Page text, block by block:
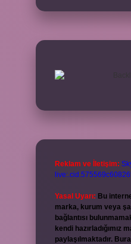
Reklam ve İletişim:
Yasal Uyarı: Bu
marka, kurum veya
bağlantısı
kendi hazırladığımız
paylaşılmaktadır.